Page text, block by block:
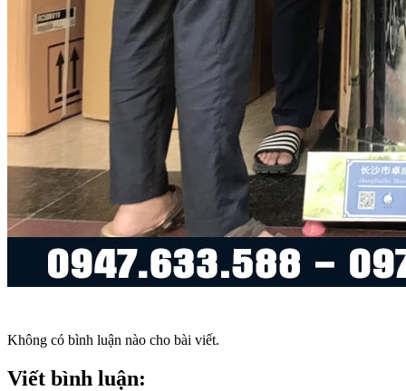
Không có bình luận nào cho bài viết.
Viết bình luận: